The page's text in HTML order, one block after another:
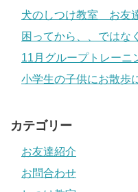
犬のしつけ教室 お友
困ってから、、ではな
11月グループトレーニ
小学生の子供にお散歩
カテゴリー
お友達紹介
お問合わせ